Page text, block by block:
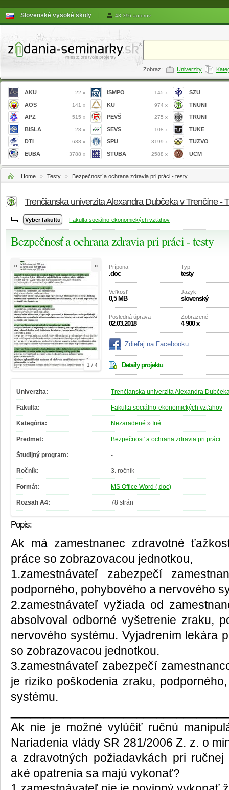
Slovenské vysoké školy | 43 396 autorov
Zobraz: Univerzity
AKU 22 x
AOS 141 x
APZ 515 x
BISLA 28 x
DTI 638 x
EUBA 3788 x
ISMPO 145 x
KU 974 x
PEVŠ 275 x
SEVS 108 x
SPU 3199 x
STUBA 2588 x
SZU
TNUNI
TRUNI
TUKE
TUZVO
UCM
Home » Testy » Bezpečnosť a ochrana zdravia pri práci - testy
Trenčianska univerzita Alexandra Dubčeka v Trenčíne -
Fakulta sociálno-ekonomických vzťahov
Bezpečnosť a ochrana zdravia pri práci - testy
1 / 4
« » Prípona
.doc
Typ
testy
Veľkosť
0,5 MB
Jazyk
slovenský
Posledná úprava
02.03.2018
Zobrazené
4 900 x
Zdieľaj na Facebooku
Detaily projektu
Univerzita: Trenčianska univerzita Alexandra
Fakulta: Fakulta sociálno-ekonomických vzťahov
Kategória: Nezaradené » Iné
Predmet: Bezpečnosť a ochrana zdravia pri práci
Študijný program: -
Ročník: 3. ročník
Formát: MS Office Word (.doc)
Rozsah A4: 78 strán
Popis:
Ak má zamestnanec zdravotné
práce so zobrazovacou jednotkou,
1.zamestnávateľ zabezpečí
podporného, pohybového a nervového
2.zamestnávateľ vyžiada od
absolvoval odborné vyšetrenie zraku,
nervového systému. Vyjadrením lekára
so zobrazovacou jednotkou.
3.zamestnávateľ zabezpečí
je riziko poškodenia zraku,
systému.
Ak nie je možné vylúčiť ručnú
Nariadenia vlády SR 281/2006 Z. z. o
a zdravotných požiadavkách pri
aké opatrenia sa majú vykonať?